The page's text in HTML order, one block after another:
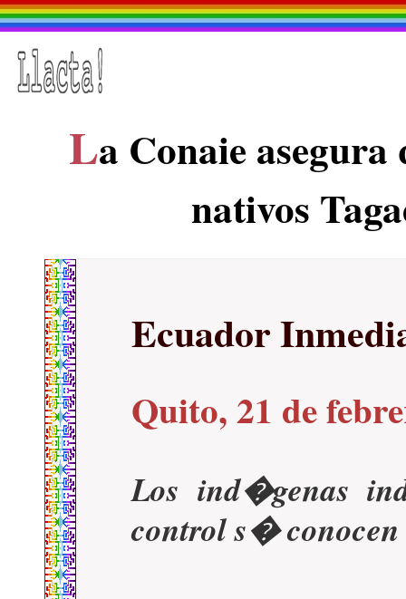
La Conaie
nativos
Ecuador
Quito, 21 de
Los ind�genas
control s�